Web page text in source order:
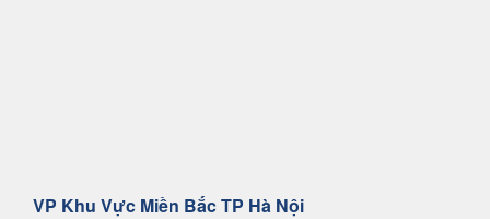
VP Khu Vực Miền Bắc TP Hà Nội